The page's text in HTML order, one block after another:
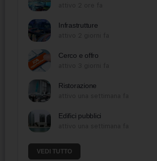
Infrastrutture
Cerco e offro
Ristorazione
Edifici pubblici
VEDI TUTTO